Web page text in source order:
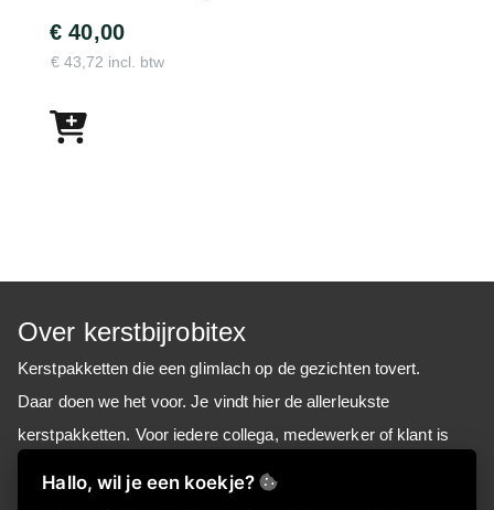
€ 40,00
€ 43,72 incl. btw
Over kerstbijrobitex
Kerstpakketten die een glimlach op de gezichten tovert.
Daar doen we het voor. Je vindt hier de allerleukste
kerstpakketten. Voor iedere collega, medewerker of klant is
Hallo, wil je een koekje?